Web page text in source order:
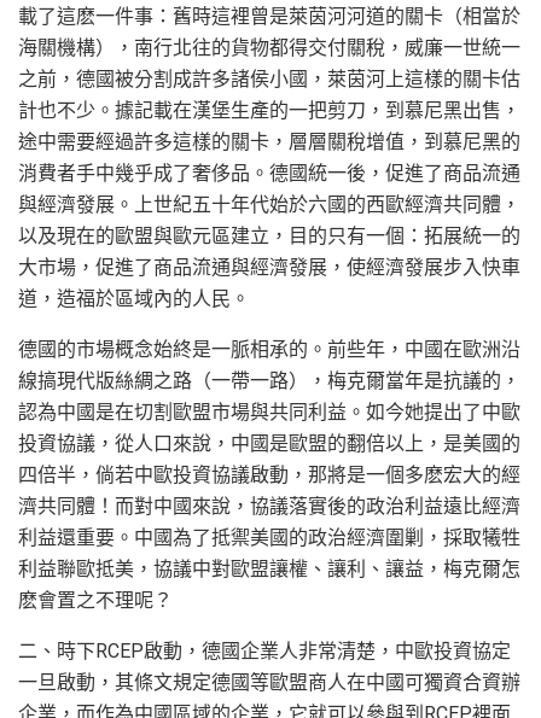
載了這麽一件事：舊時這裡曾是萊茵河河道的關卡（相當於
海關機構），南行北往的貨物都得交付關稅，威廉一世統一
之前，德國被分割成許多諸侯小國，萊茵河上這樣的關卡估
計也不少。據記載在漢堡生產的一把剪刀，到慕尼黑出售，
途中需要經過許多這樣的關卡，層層關稅增值，到慕尼黑的
消費者手中幾乎成了奢侈品。德國統一後，促進了商品流通
與經濟發展。上世紀五十年代始於六國的西歐經濟共同體，
以及現在的歐盟與歐元區建立，目的只有一個：拓展統一的
大市場，促進了商品流通與經濟發展，使經濟發展步入快車
道，造福於區域內的人民。
德國的市場概念始終是一脈相承的。前些年，中國在歐洲沿
線搞現代版絲綢之路（一帶一路），梅克爾當年是抗議的，
認為中國是在切割歐盟市場與共同利益。如今她提出了中歐
投資協議，從人口來說，中國是歐盟的翻倍以上，是美國的
四倍半，倘若中歐投資協議啟動，那將是一個多麽宏大的經
濟共同體！而對中國來說，協議落實後的政治利益遠比經濟
利益還重要。中國為了抵禦美國的政治經濟圍剿，採取犧牲
利益聯歐抵美，協議中對歐盟讓權、讓利、讓益，梅克爾怎
麽會置之不理呢？
二、時下RCEP啟動，德國企業人非常清楚，中歐投資協定
一旦啟動，其條文規定德國等歐盟商人在中國可獨資合資辦